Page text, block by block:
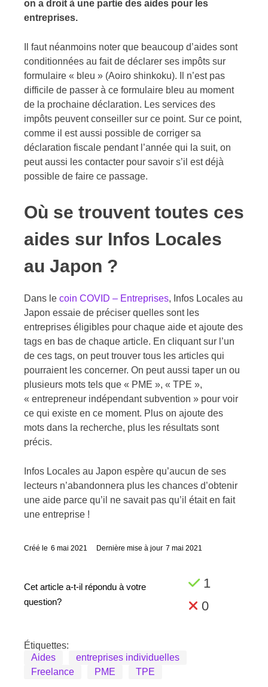
on a droit à une partie des aides pour les
entreprises.
Il faut néanmoins noter que beaucoup d’aides sont
conditionnées au fait de déclarer ses impôts sur
formulaire « bleu » (Aoiro shinkoku). Il n’est pas
difficile de passer à ce formulaire bleu au moment
de la prochaine déclaration. Les services des
impôts peuvent conseiller sur ce point. Sur ce point,
comme il est aussi possible de corriger sa
déclaration fiscale pendant l’année qui la suit, on
peut aussi les contacter pour savoir s’il est déjà
possible de faire ce passage.
Où se trouvent toutes ces
aides sur Infos Locales
au Japon ?
Dans le coin COVID – Entreprises, Infos Locales au
Japon essaie de préciser quelles sont les
entreprises éligibles pour chaque aide et ajoute des
tags en bas de chaque article. En cliquant sur l’un
de ces tags, on peut trouver tous les articles qui
pourraient les concerner. On peut aussi taper un ou
plusieurs mots tels que « PME », « TPE »,
« entrepreneur indépendant subvention » pour voir
ce qui existe en ce moment. Plus on ajoute des
mots dans la recherche, plus les résultats sont
précis.
Infos Locales au Japon espère qu’aucun de ses
lecteurs n’abandonnera plus les chances d’obtenir
une aide parce qu’il ne savait pas qu’il était en fait
une entreprise !
Créé le 6 mai 2021 Dernière mise à jour 7 mai 2021
Cet article a-t-il répondu à votre
question?
1
0
Étiquettes:
Aides
entreprises individuelles
Freelance
PME TPE